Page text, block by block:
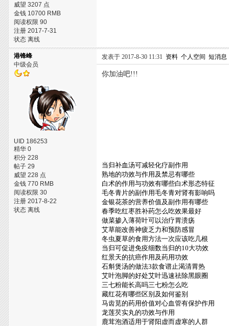
威望 3207 点
金钱 10700 RMB
阅读权限 90
注册 2017-7-31
状态 离线
港锋峰
中级会员
UID 186253
精华 0
积分 228
帖子 29
威望 228 点
金钱 770 RMB
阅读权限 30
注册 2017-8-22
状态 离线
发表于 2017-8-30 11:31 资料 个人空间 短消息
你加油吧!!!
当归补血汤可减轻化疗副作用
熟地的功效与作用及禁忌有哪些
白术的作用与功效有哪些白术形态特征
毛冬青片的副作用毛冬青对肾有影响吗
金银花茶的营养价值及副作用有哪些
春季吃红枣胜补药怎么吃效果最好
做菜掺入薄荷叶可以治疗胃溃疡
艾草能改善神疲乏力和预防感冒
冬虫夏草的食用方法一次应该吃几根
当归可促进免疫细数当归的10大功效
红景天的抗癌作用及药用功效
石斛煲汤的做法3款食谱止渴清胃热
艾叶泡脚的好处艾叶迅速祛除黑眼圈
三七粉能长高吗三七粉怎么吃
藏红花有哪些区别及如何鉴别
马齿苋的药用价值对心血管有保护作用
龙莲芡实丸的功效与作用
鹿茸泡酒适用于肾阳虚而虚寒的人群